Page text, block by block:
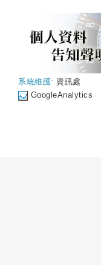
系統維護: 資訊處
GoogleAnalytics